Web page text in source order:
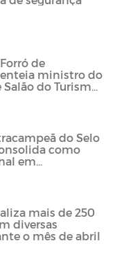
de
ministro do
do Turismo
do Selo
como
em
mais de 250
diversas
o mês de abril